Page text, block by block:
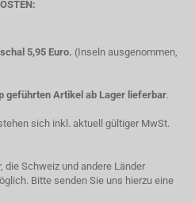
5,95 Euro. (Inseln ausgenommen,
geführten Artikel ab Lager lieferbar.
sich inkl. aktuell gültiger MwSt.
die Schweiz und andere Länder
Bitte senden Sie uns hierzu eine